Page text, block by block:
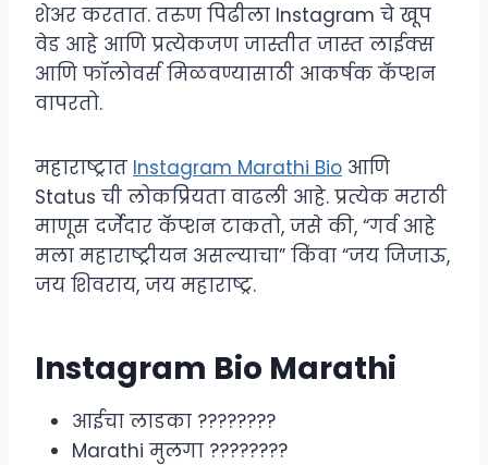
शेअर करतात. तरुण पिढीला Instagram चे खूप
वेड आहे आणि प्रत्येकजण जास्तीत जास्त लाईक्स
आणि फॉलोवर्स मिळवण्यासाठी आकर्षक कॅप्शन
वापरतो.
महाराष्ट्रात Instagram Marathi Bio आणि
Status ची लोकप्रियता वाढली आहे. प्रत्येक मराठी
माणूस दर्जेदार कॅप्शन टाकतो, जसे की, “गर्व आहे
मला महाराष्ट्रीयन असल्याचा” किंवा “जय जिजाऊ,
जय शिवराय, जय महाराष्ट्र.
Instagram Bio Marathi
आईचा लाडका ????‍????
Marathi मुलगा ????????